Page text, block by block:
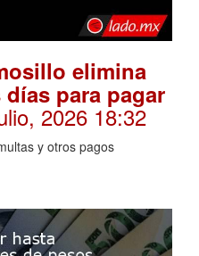
elimina
para pagar
2026 18:32
y otros pagos